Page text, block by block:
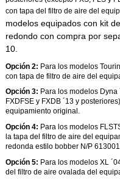
con tapa del filtro de aire del
modelos equipados con kit
redondo con compra por
10.
Opción 2: Para los modelos
con tapa de filtro de aire del
Opción 3: Para los modelos Dyna
FXDFSE y FXDB ´13 y
equipamiento original.
Opción 4: Para los modelos
la tapa del filtro de aire del
redonda estilo bobber N/P
Opción 5: Para los modelos XL
del filtro de aire ovalada del